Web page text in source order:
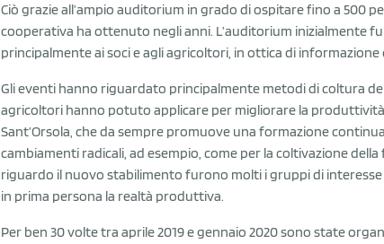
Ciò grazie all’ampio auditorium in grado di ospitare fino a 500
cooperativa ha ottenuto negli anni. L’auditorium inizialmente
principalmente ai soci e agli agricoltori, in ottica di informazione
Gli eventi hanno riguardato principalmente metodi di coltura
agricoltori hanno potuto applicare per migliorare la
Sant’Orsola, che da sempre promuove una formazione
cambiamenti radicali, ad esempio, come per la coltivazione
riguardo il nuovo stabilimento furono molti i gruppi di
in prima persona la realtà produttiva.
Per ben 30 volte tra aprile 2019 e gennaio 2020 sono state